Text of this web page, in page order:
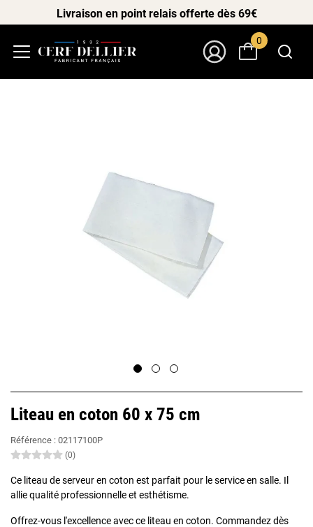
Livraison en point relais offerte dès 69€
0
Liteau en coton 60 x 75 cm
Référence : 02117100P
(0)
Ce liteau de serveur en coton est parfait pour le service en salle. Il
allie qualité professionnelle et esthétisme.
Offrez-vous l'excellence avec ce liteau en coton. Commandez dès